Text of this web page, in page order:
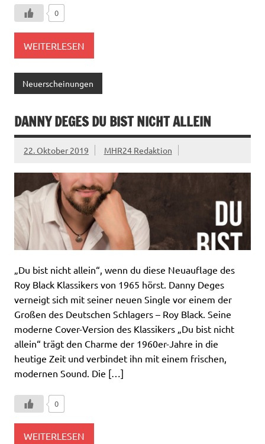
0
WEITERLESEN
Neuerscheinungen
DANNY DEGES DU BIST NICHT ALLEIN
22. Oktober 2019 MHR24 Redaktion
„Du bist nicht allein“, wenn du diese Neuauflage des
Roy Black Klassikers von 1965 hörst. Danny Deges
verneigt sich mit seiner neuen Single vor einem der
Großen des Deutschen Schlagers – Roy Black. Seine
moderne Cover-Version des Klassikers „Du bist nicht
allein“ trägt den Charme der 1960er-Jahre in die
heutige Zeit und verbindet ihn mit einem frischen,
modernen Sound. Die […]
0
WEITERLESEN